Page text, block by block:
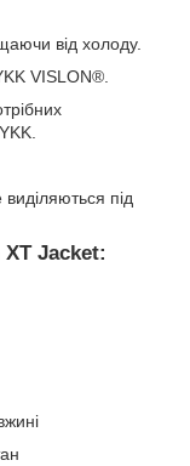
від холоду.
VISLON®.
під
Jacket: